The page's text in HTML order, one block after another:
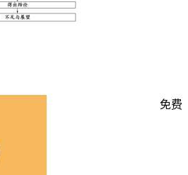
免费